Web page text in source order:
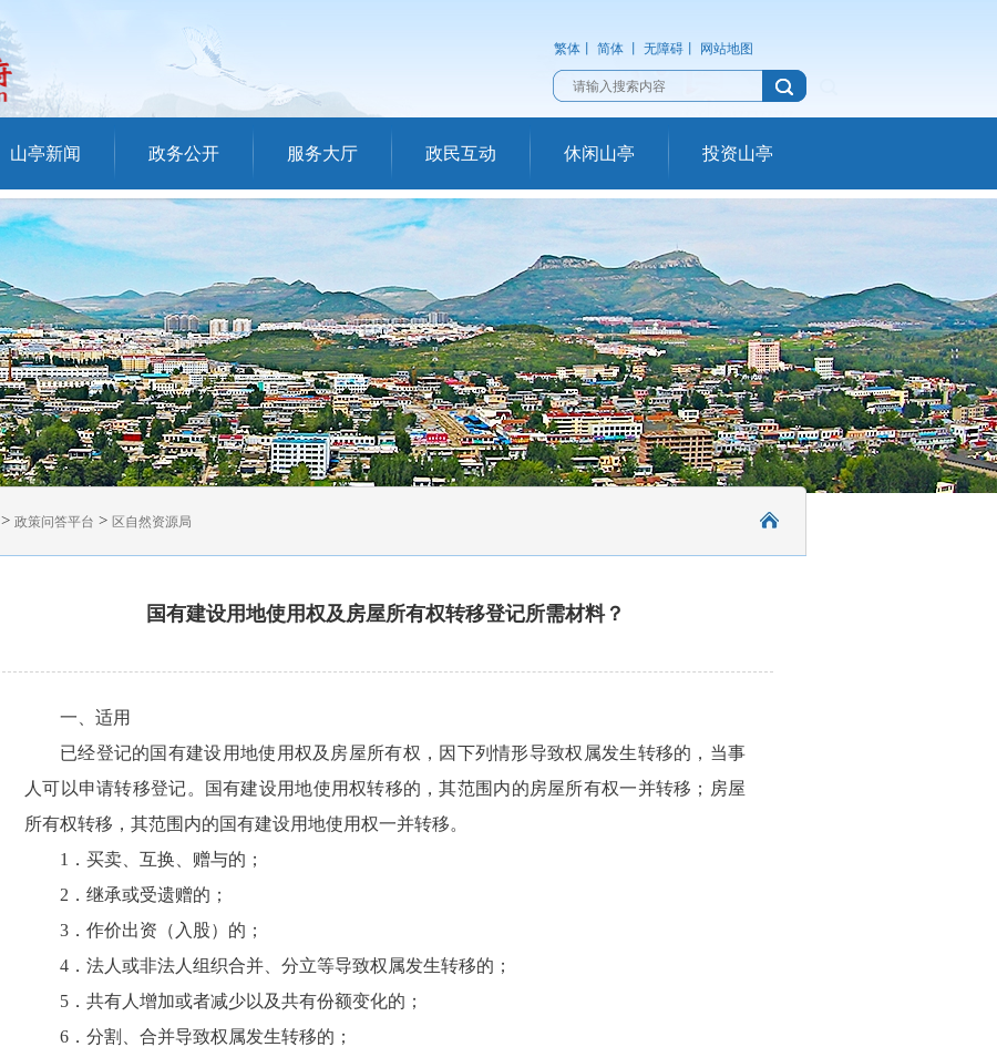
繁体 简体 无障碍 网站地图
山亭新闻 政务公开 服务大厅 政民互动 休闲山亭 投资山亭
> 政策问答平台 > 区自然资源局
国有建设用地使用权及房屋所有权转移登记所需材料？
一、适用
已经登记的国有建设用地使用权及房屋所有权，因下列情形导致权属发生转移的，当事
人可以申请转移登记。国有建设用地使用权转移的，其范围内的房屋所有权一并转移；房屋
所有权转移，其范围内的国有建设用地使用权一并转移。
1．买卖、互换、赠与的；
2．继承或受遗赠的；
3．作价出资（入股）的；
4．法人或非法人组织合并、分立等导致权属发生转移的；
5．共有人增加或者减少以及共有份额变化的；
6．分割、合并导致权属发生转移的；